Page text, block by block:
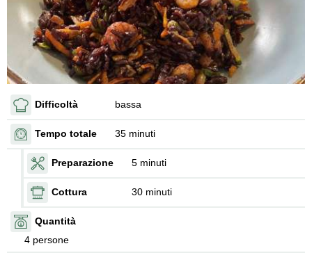
Difficoltà bassa
Tempo totale 35 minuti
Preparazione 5 minuti
Cottura 30 minuti
Quantità
4 persone